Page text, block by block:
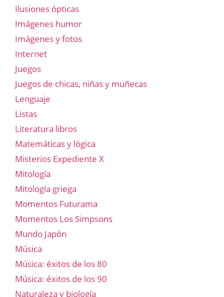
Ilusiones ópticas
Imágenes humor
Imágenes y fotos
Internet
Juegos
Juegos de chicas, niñas y muñecas
Lenguaje
Listas
Literatura libros
Matemáticas y lógica
Misterios Expediente X
Mitología
Mitología griega
Momentos Futurama
Momentos Los Simpsons
Mundo Japón
Música
Música: éxitos de los 80
Música: éxitos de los 90
Naturaleza y biología